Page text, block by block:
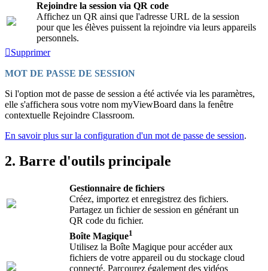
Rejoindre la session via QR code
Affichez un QR ainsi que l'adresse URL de la session
pour que les élèves puissent la rejoindre via leurs appareils
personnels.
Supprimer
MOT DE PASSE DE SESSION
Si l'option mot de passe de session a été activée via les paramètres,
elle s'affichera sous votre nom myViewBoard dans la fenêtre
contextuelle Rejoindre Classroom.
En savoir plus sur la configuration d'un mot de passe de session.
2. Barre d'outils principale
Gestionnaire de fichiers
Créez, importez et enregistrez des fichiers.
Partagez un fichier de session en générant un
QR code du fichier.
Boîte Magique1
Utilisez la Boîte Magique pour accéder aux
fichiers de votre appareil ou du stockage cloud
connecté. Parcourez également des vidéos